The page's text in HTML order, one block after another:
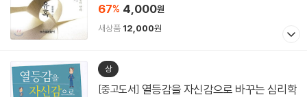
67% 4,000원
새상품 12,000원
상
[중고도서] 열등감을 자신감으로 바꾸는 심리학